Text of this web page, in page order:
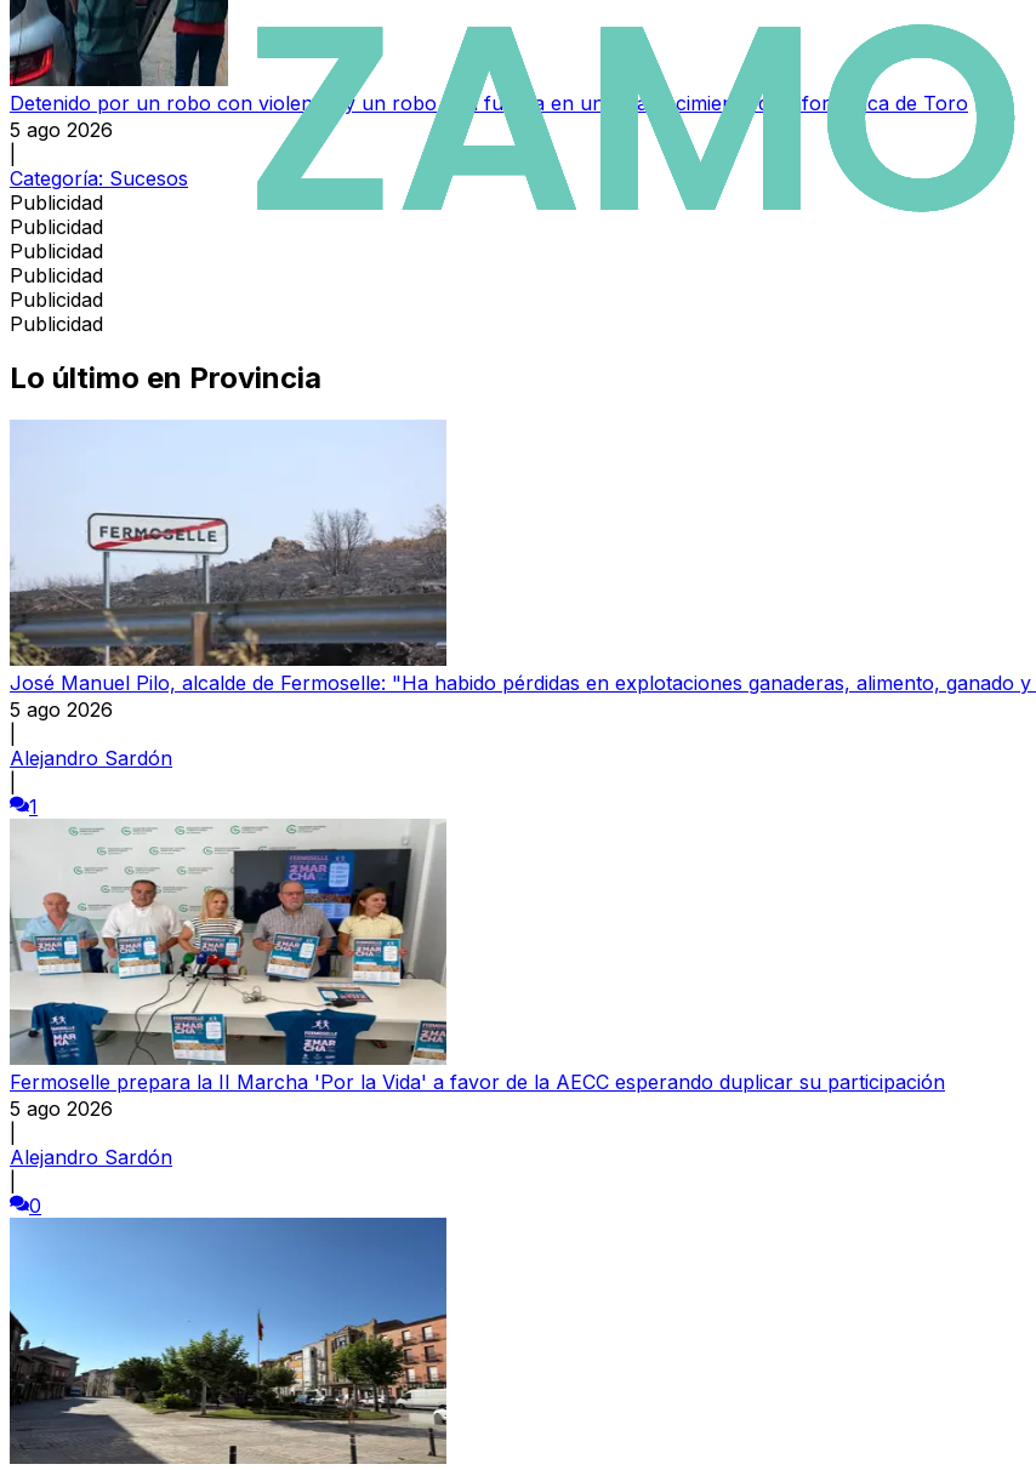
Detenido por un robo con violencia y un robo con fuerza en un establecimiento de informática de Toro
5 ago 2026
Categoría: Sucesos
Publicidad
Publicidad
Publicidad
Publicidad
Publicidad
Publicidad
Lo último en Provincia
José Manuel Pilo, alcalde de Fermoselle: "Ha habido pérdidas en explotaciones ganaderas, alimento, ganado
5 ago 2026
Alejandro Sardón
1
Fermoselle prepara la II Marcha 'Por la Vida' a favor de la AECC esperando duplicar su participación
5 ago 2026
Alejandro Sardón
0